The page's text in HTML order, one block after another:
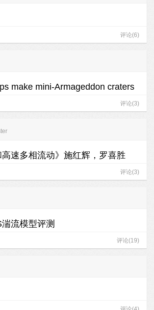
评论(6)
make mini-Armageddon craters
评论(3)
高速多相流动》施红辉，罗喜胜
评论(3)
湍流模型评测
评论(19)